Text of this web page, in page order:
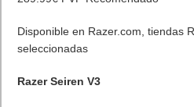
Disponible en Razer.com, tiendas
seleccionadas
Razer Seiren V3